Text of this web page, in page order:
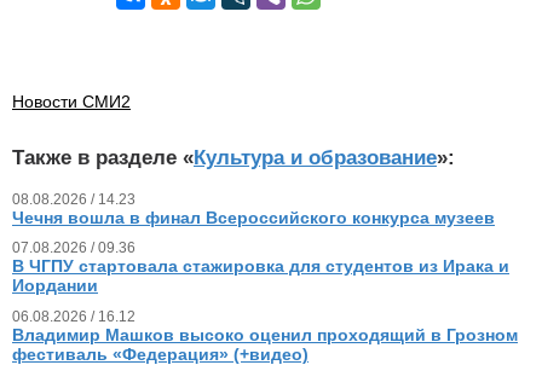
Новости СМИ2
Также в разделе «Культура и образование»:
08.08.2026 / 14.23
Чечня вошла в финал Всероссийского конкурса музеев
07.08.2026 / 09.36
В ЧГПУ стартовала стажировка для студентов из Ирака и
Иордании
06.08.2026 / 16.12
Владимир Машков высоко оценил проходящий в Грозном
фестиваль «Федерация» (+видео)